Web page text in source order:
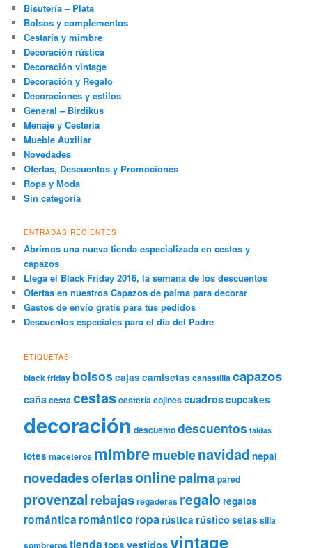
Bisutería – Plata
Bolsos y complementos
Cestaría y mimbre
Decoración rústica
Decoración vintage
Decoración y Regalo
Decoraciones y estilos
General – Birdikus
Menaje y Cestería
Mueble Auxiliar
Novedades
Ofertas, Descuentos y Promociones
Ropa y Moda
Sin categoría
ENTRADAS RECIENTES
Abrimos una nueva tienda especializada en cestos y
capazos
Llega el Black Friday 2016, la semana de los descuentos
Ofertas en nuestros Capazos de palma para decorar
Gastos de envío gratis para tus pedidos
Descuentos especiales para el día del Padre
ETIQUETAS
black friday bolsos cajas camisetas canastillacapazos
cañacestacestascesteríacojinescuadroscupcakes
decoración descuentodescuentos faldas
lotes maceteros mimbremueblenavidad nepal
novedadesofertasonlinepalmapared
provenzalrebajasregaderas regalo regalos
romántica románticoroparústica rústicosetas silla
sombrerostienda tops vestidosvintage